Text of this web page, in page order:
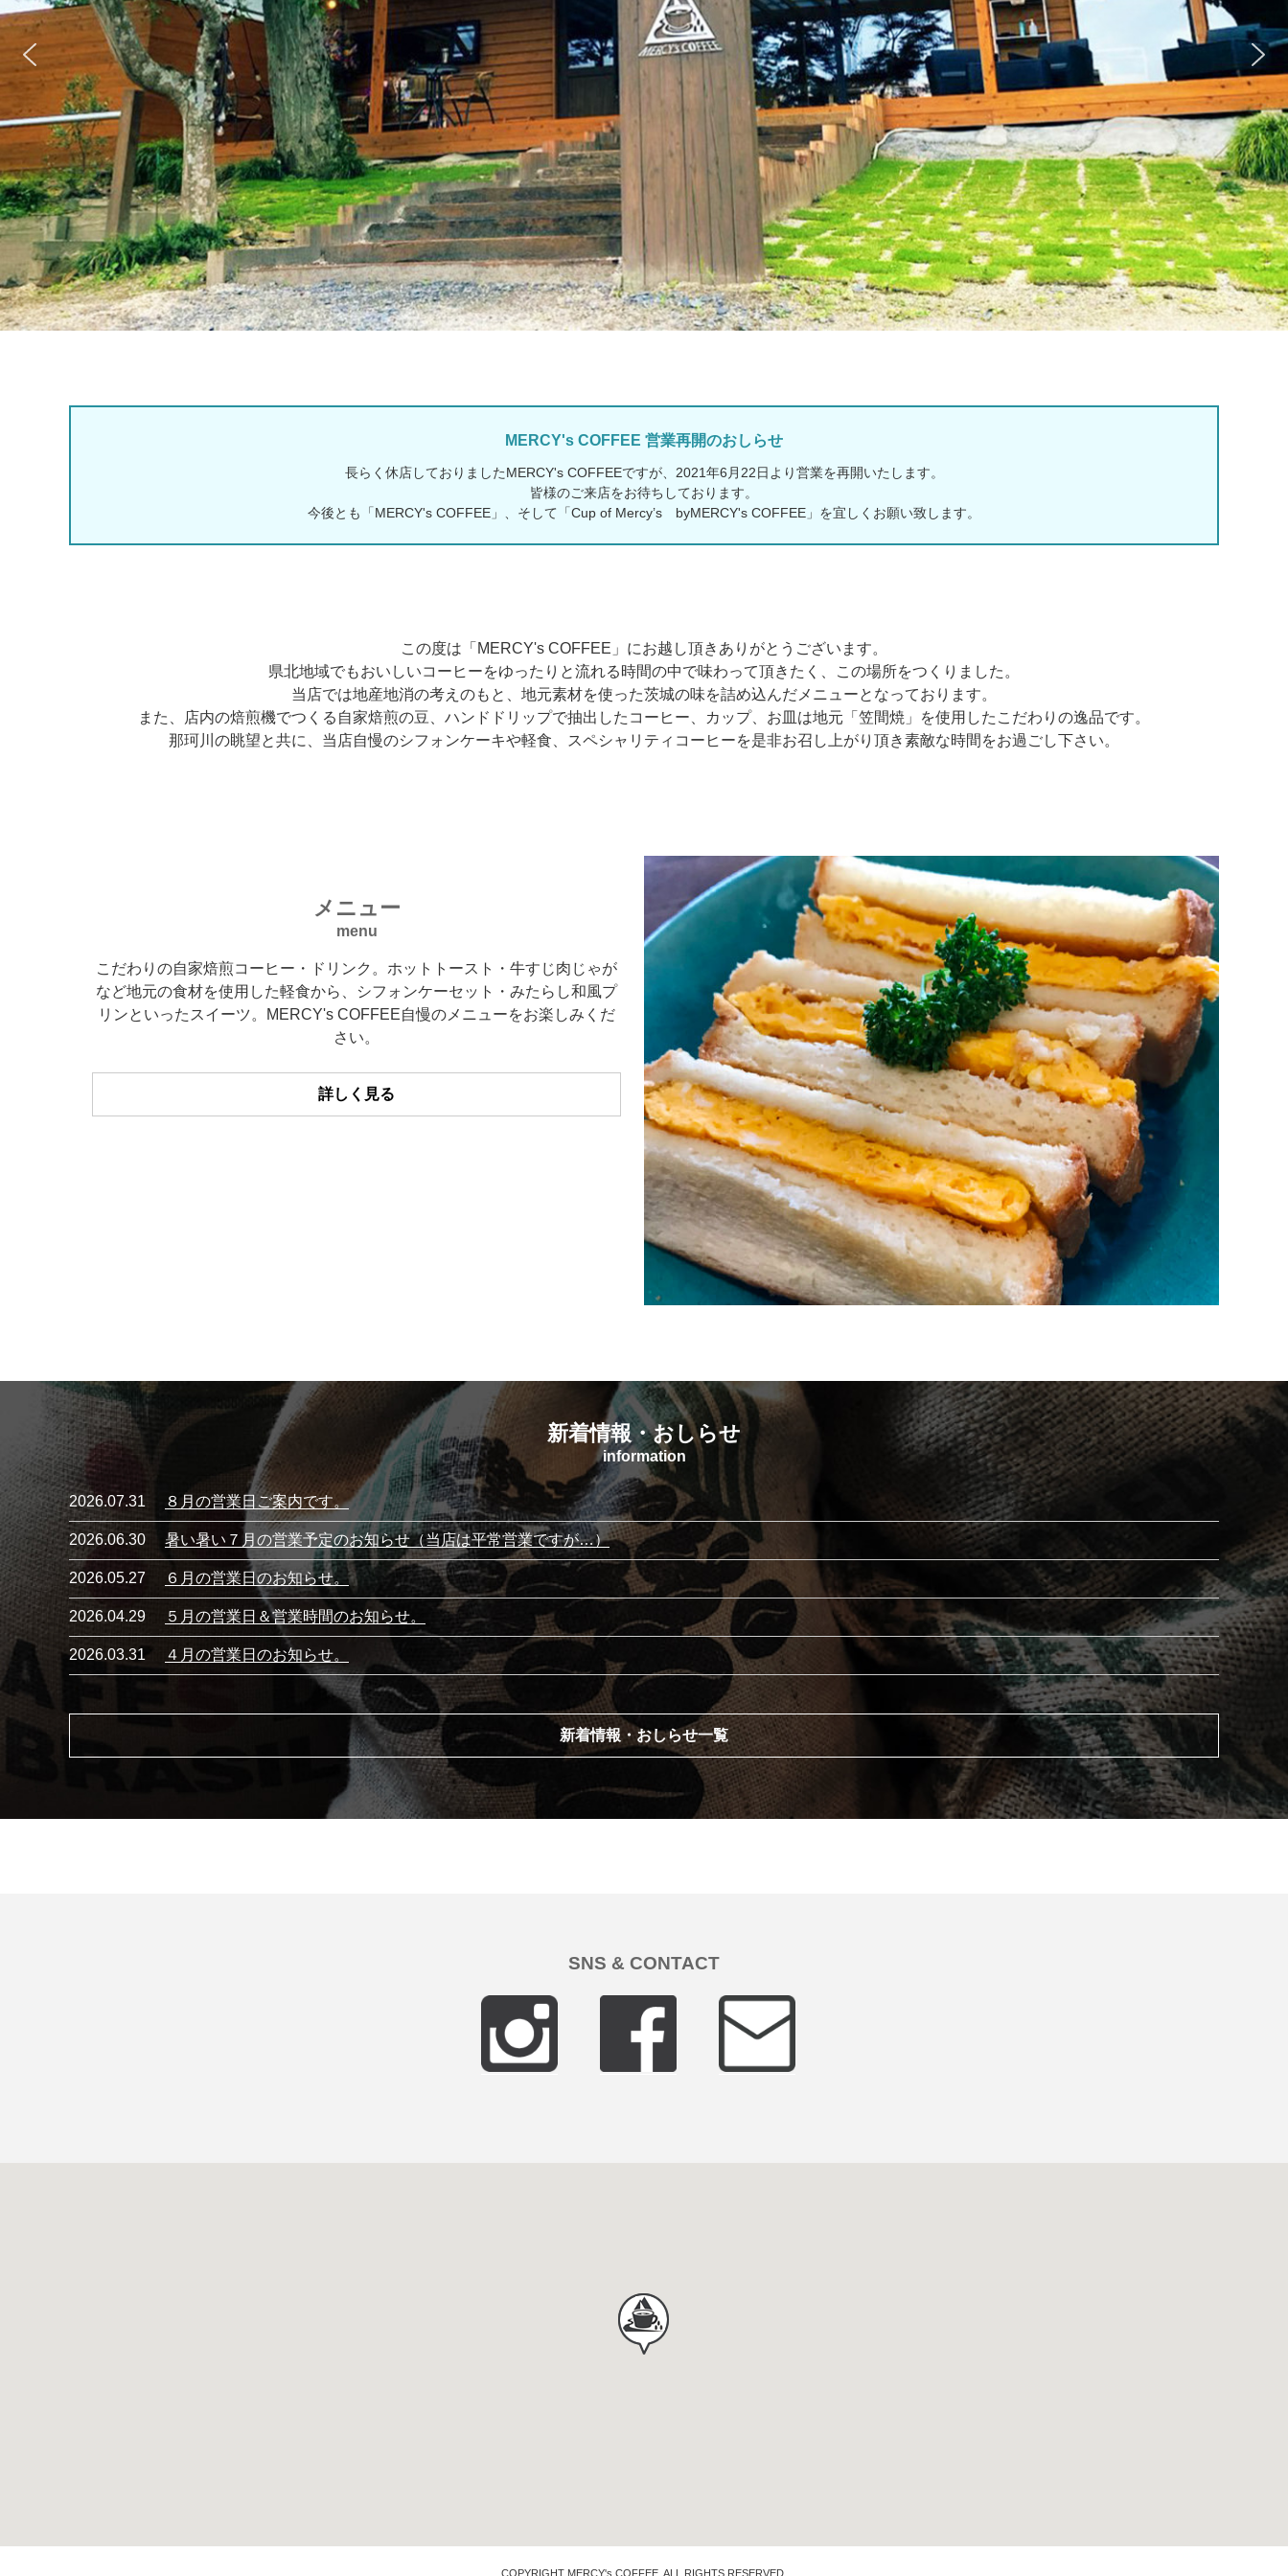
MERCY's COFFEE 営業再開のおしらせ
長らく休店しておりましたMERCY's COFFEEですが、2021年6月22日より営業を再開いたします。
皆様のご来店をお待ちしております。
今後とも「MERCY's COFFEE」、そして「Cup of Mercy’s byMERCY's COFFEE」を宜しくお願い致します。
この度は「MERCY's COFFEE」にお越し頂きありがとうございます。
県北地域でもおいしいコーヒーをゆったりと流れる時間の中で味わって頂きたく、この場所をつくりました。
当店では地産地消の考えのもと、地元素材を使った茨城の味を詰め込んだメニューとなっております。
また、店内の焙煎機でつくる自家焙煎の豆、ハンドドリップで抽出したコーヒー、カップ、お皿は地元「笠間焼」を使用したこだわりの逸品です。
那珂川の眺望と共に、当店自慢のシフォンケーキや軽食、スペシャリティコーヒーを是非お召し上がり頂き素敵な時間をお過ごし下さい。
メニュー
menu
こだわりの自家焙煎コーヒー・ドリンク。ホットトースト・牛すじ肉じゃが
など地元の食材を使用した軽食から、シフォンケーセット・みたらし和風プ
リンといったスイーツ。MERCY's COFFEE自慢のメニューをお楽しみくだ
さい。
詳しく見る
新着情報・おしらせ
information
2026.07.31 ８月の営業日ご案内です。
2026.06.30 暑い暑い７月の営業予定のお知らせ（当店は平常営業ですが…）
2026.05.27 ６月の営業日のお知らせ。
2026.04.29 ５月の営業日＆営業時間のお知らせ。
2026.03.31 ４月の営業日のお知らせ。
新着情報・おしらせ一覧
SNS & CONTACT
COPYRIGHT MERCY's COFFEE. ALL RIGHTS RESERVED.